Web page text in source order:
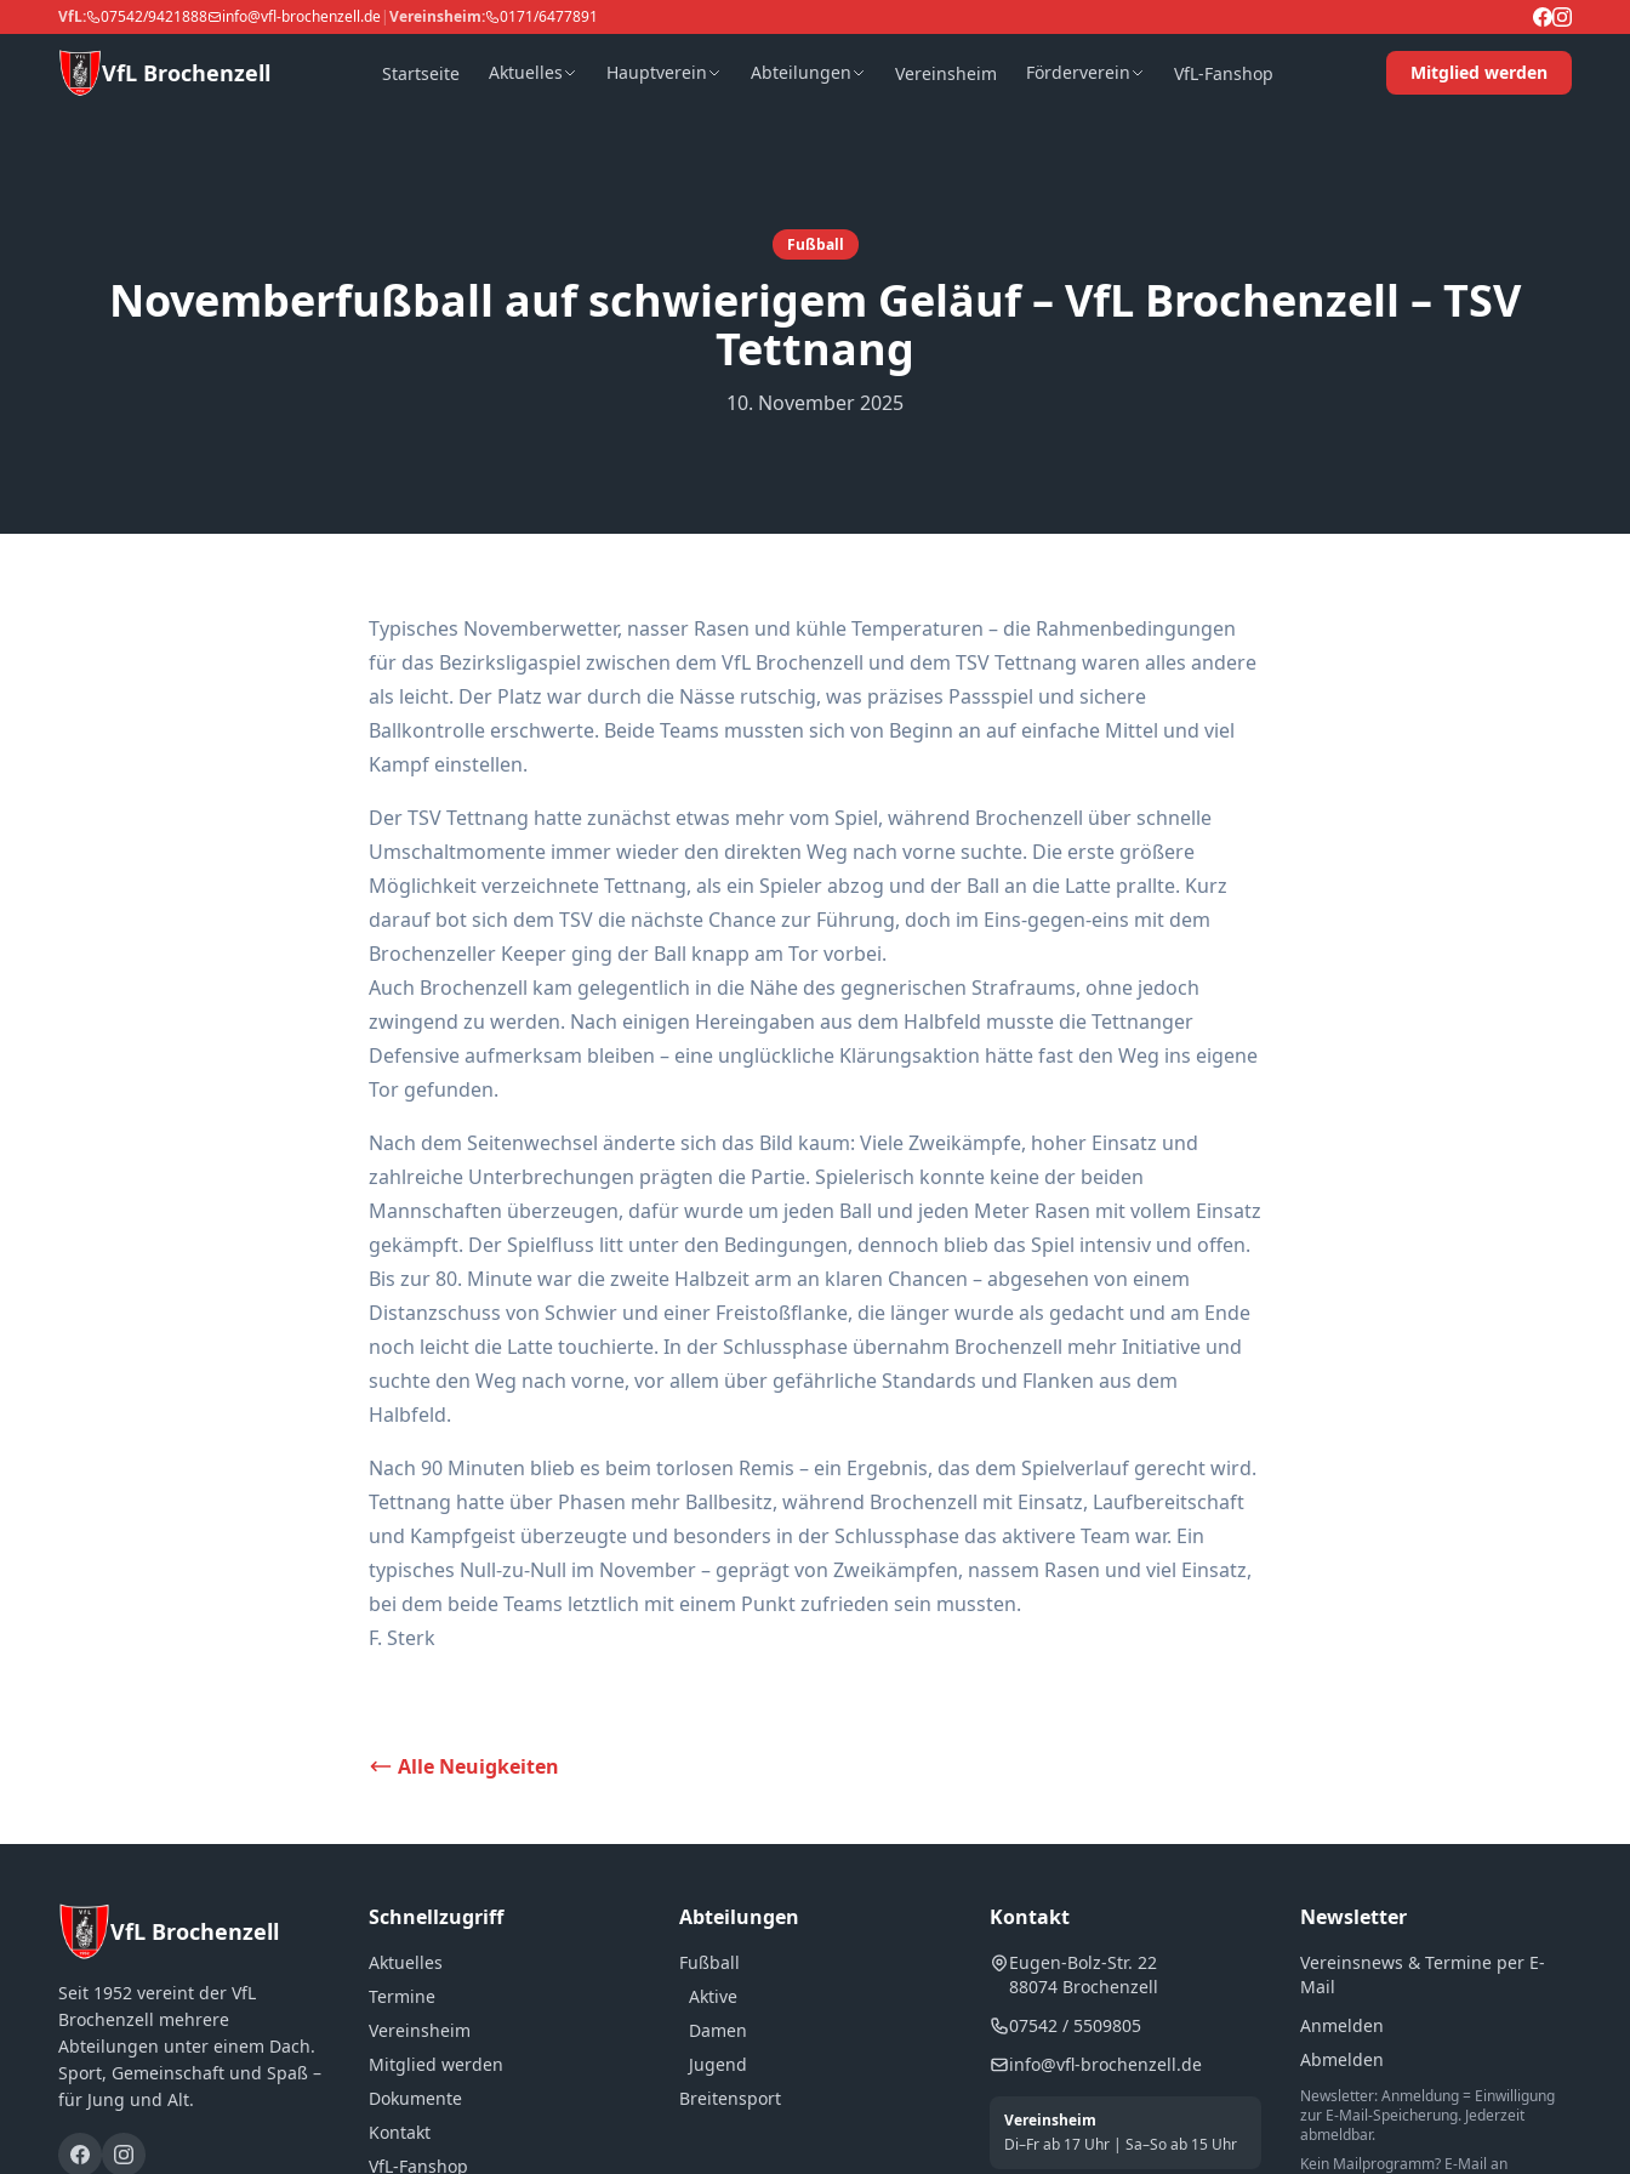
VfL: 07542/9421888 info@vfl-brochenzell.de|Vereinsheim: 0171/6477891
VfL Brochenzell Startseite Aktuelles Hauptverein Abteilungen Vereinsheim Förderverein VfL-Fanshop Mitglied werden
Fußball
Novemberfußball auf schwierigem Geläuf – VfL Brochenzell – TSV
Tettnang
10. November 2025
Typisches Novemberwetter, nasser Rasen und kühle Temperaturen – die Rahmenbedingungen
für das Bezirksligaspiel zwischen dem VfL Brochenzell und dem TSV Tettnang waren alles andere
als leicht. Der Platz war durch die Nässe rutschig, was präzises Passspiel und sichere
Ballkontrolle erschwerte. Beide Teams mussten sich von Beginn an auf einfache Mittel und viel
Kampf einstellen.
Der TSV Tettnang hatte zunächst etwas mehr vom Spiel, während Brochenzell über schnelle
Umschaltmomente immer wieder den direkten Weg nach vorne suchte. Die erste größere
Möglichkeit verzeichnete Tettnang, als ein Spieler abzog und der Ball an die Latte prallte. Kurz
darauf bot sich dem TSV die nächste Chance zur Führung, doch im Eins-gegen-eins mit dem
Brochenzeller Keeper ging der Ball knapp am Tor vorbei.
Auch Brochenzell kam gelegentlich in die Nähe des gegnerischen Strafraums, ohne jedoch
zwingend zu werden. Nach einigen Hereingaben aus dem Halbfeld musste die Tettnanger
Defensive aufmerksam bleiben – eine unglückliche Klärungsaktion hätte fast den Weg ins eigene
Tor gefunden.
Nach dem Seitenwechsel änderte sich das Bild kaum: Viele Zweikämpfe, hoher Einsatz und
zahlreiche Unterbrechungen prägten die Partie. Spielerisch konnte keine der beiden
Mannschaften überzeugen, dafür wurde um jeden Ball und jeden Meter Rasen mit vollem Einsatz
gekämpft. Der Spielfluss litt unter den Bedingungen, dennoch blieb das Spiel intensiv und offen.
Bis zur 80. Minute war die zweite Halbzeit arm an klaren Chancen – abgesehen von einem
Distanzschuss von Schwier und einer Freistoßflanke, die länger wurde als gedacht und am Ende
noch leicht die Latte touchierte. In der Schlussphase übernahm Brochenzell mehr Initiative und
suchte den Weg nach vorne, vor allem über gefährliche Standards und Flanken aus dem
Halbfeld.
Nach 90 Minuten blieb es beim torlosen Remis – ein Ergebnis, das dem Spielverlauf gerecht wird.
Tettnang hatte über Phasen mehr Ballbesitz, während Brochenzell mit Einsatz, Laufbereitschaft
und Kampfgeist überzeugte und besonders in der Schlussphase das aktivere Team war. Ein
typisches Null-zu-Null im November – geprägt von Zweikämpfen, nassem Rasen und viel Einsatz,
bei dem beide Teams letztlich mit einem Punkt zufrieden sein mussten.
F. Sterk
Alle Neuigkeiten
VfL Brochenzell
Seit 1952 vereint der VfL
Brochenzell mehrere
Abteilungen unter einem Dach.
Sport, Gemeinschaft und Spaß –
für Jung und Alt.
Schnellzugriff
Aktuelles
Termine
Vereinsheim
Mitglied werden
Dokumente
Kontakt
VfL-Fanshop
Abteilungen
Fußball
Aktive
Damen
Jugend
Breitensport
Kontakt
Eugen-Bolz-Str. 22
88074 Brochenzell
07542 / 5509805
info@vfl-brochenzell.de
Vereinsheim
Di–Fr ab 17 Uhr | Sa–So ab 15 Uhr
Newsletter
Vereinsnews & Termine per E-
Mail
Anmelden
Abmelden
Newsletter: Anmeldung = Einwilligung
zur E-Mail-Speicherung. Jederzeit
abmeldbar.
Kein Mailprogramm? E-Mail an